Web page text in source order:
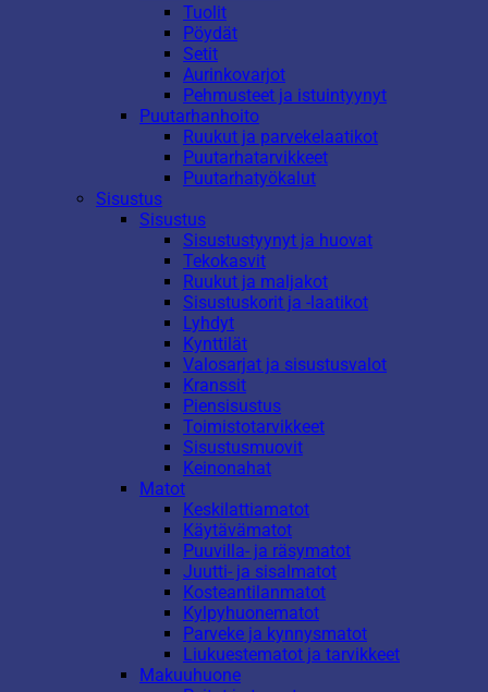
Tuolit
Pöydät
Setit
Aurinkovarjot
Pehmusteet ja istuintyynyt
Puutarhanhoito
Ruukut ja parvekelaatikot
Puutarhatarvikkeet
Puutarhatyökalut
Sisustus
Sisustus
Sisustustyynyt ja huovat
Tekokasvit
Ruukut ja maljakot
Sisustuskorit ja -laatikot
Lyhdyt
Kynttilät
Valosarjat ja sisustusvalot
Kranssit
Piensisustus
Toimistotarvikkeet
Sisustusmuovit
Keinonahat
Matot
Keskilattiamatot
Käytävämatot
Puuvilla- ja räsymatot
Juutti- ja sisalmatot
Kosteantilanmatot
Kylpyhuonematot
Parveke ja kynnysmatot
Liukuestematot ja tarvikkeet
Makuuhuone